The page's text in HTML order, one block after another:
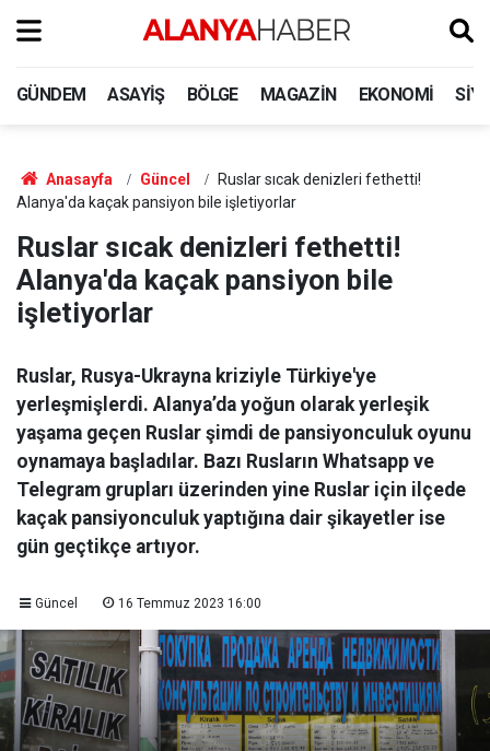
GÜNDEM ASAYIŞ BÖLGE MAGAZIN EKONOMI
Anasayfa Güncel
Ruslar sıcak denizleri fethetti!
Alanya'da kaçak pansiyon bile işletiyorlar
Ruslar sıcak denizleri fethetti!
Alanya'da kaçak pansiyon bile
işletiyorlar
Ruslar, Rusya-Ukrayna kriziyle Türkiye'ye
yerleşmişlerdi. Alanya’da yoğun olarak yerleşik
yaşama geçen Ruslar şimdi de pansiyonculuk oyunu
oynamaya başladılar. Bazı Rusların Whatsapp ve
Telegram grupları üzerinden yine Ruslar için ilçede
kaçak pansiyonculuk yaptığına dair şikayetler ise
gün geçtikçe artıyor.
Güncel 16 Temmuz 2023 16:00